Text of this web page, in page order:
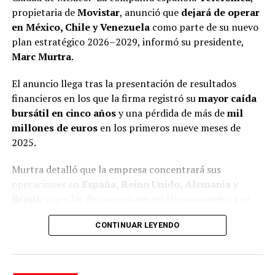
líderes sindicales en México, la gestión de Arturo Zayún
está marcada por decisiones financieras con
mecanismos poco transparentes y que le han permitido
adquirir propiedades inmuebles, realizar negocios con
tener.
Además de su función sindical, Zayún González aparece
vinculado con negocios paralelos y familiares.
reportaje anterior (https://xpectrofm.com/se-empena-
lider-del-sindicato-del-nmp-en-realizar-operaciones-
compraventa de oro, ubicado a una cuadra de una
sucursal del Monte de Piedad, llamado Presta Express.
El flujo de efectivo no declarado ha permitido a dicho
propietaria deMovistar, anunció que dejará de operar
en México, Chile y Venezuelacomo parte de su nuevo
plan estratégico 2026–2029, informó su presidente,
Marc Murtra.
El anuncio llega tras la presentación de resultados
financieros en los que la firma registró sumayor caída
bursátil en cinco añosy una pérdida de más demil
millones de eurosen los primeros nueve meses de
2025.
Murtra detalló que la empresa concentrará sus
operaciones en España, Reino Unido, Alemania y
realizarán de forma gradual para no afectar las
negociaciones con potenciales compradores.
En México, Telefónica mantiene conversaciones con
Beyond ONE, dueña de
CONTINUAR LEYENDO